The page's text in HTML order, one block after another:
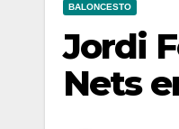
BALONCESTO
Jordi
Nets